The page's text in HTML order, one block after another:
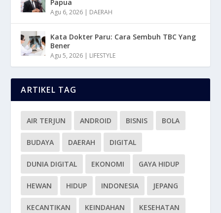
Papua
Agu 6, 2026 | DAERAH
Kata Dokter Paru: Cara Sembuh TBC Yang
Bener
Agu 5, 2026 | LIFESTYLE
ARTIKEL TAG
AIR TERJUN ANDROID BISNIS BOLA
BUDAYA DAERAH DIGITAL
DUNIA DIGITAL EKONOMI GAYA HIDUP
HEWAN HIDUP INDONESIA JEPANG
KECANTIKAN KEINDAHAN KESEHATAN